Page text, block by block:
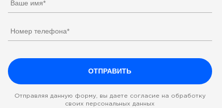
Отправляя данную форму, вы даете согласие на обработку
своих персональных данных